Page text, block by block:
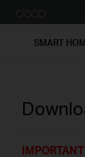
SMART